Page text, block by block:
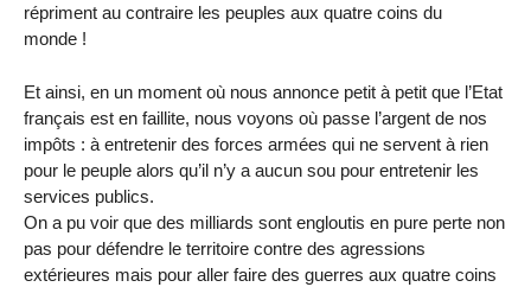
répriment au contraire les peuples aux quatre coins du
monde !
Et ainsi, en un moment où nous annonce petit à petit que l’Etat
français est en faillite, nous voyons où passe l’argent de nos
impôts : à entretenir des forces armées qui ne servent à rien
pour le peuple alors qu’il n’y a aucun sou pour entretenir les
services publics.
On a pu voir que des milliards sont engloutis en pure perte non
pas pour défendre le territoire contre des agressions
extérieures mais pour aller faire des guerres aux quatre coins